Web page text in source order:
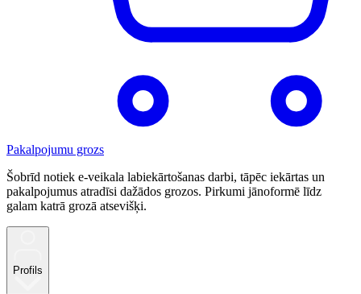
Pakalpojumu grozs
Šobrīd notiek e-veikala labiekārtošanas darbi, tāpēc iekārtas un
pakalpojumus atradīsi dažādos grozos. Pirkumi jānoformē līdz
galam katrā grozā atsevišķi.
Profils